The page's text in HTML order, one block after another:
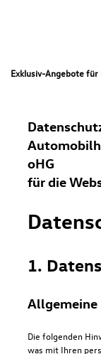
Exklusiv-Angebote
oHG
für die
1.
Allgemeine
Die folgenden
was mit Ihren